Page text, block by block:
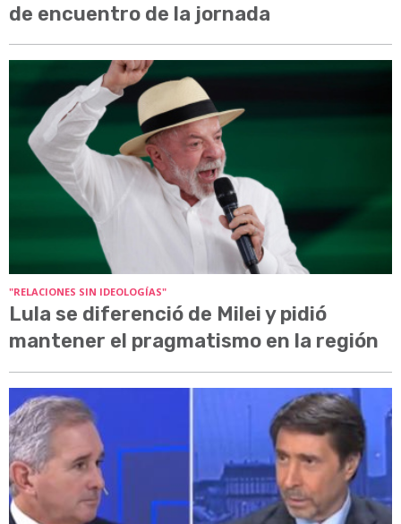
de encuentro de la jornada
"RELACIONES SIN IDEOLOGÍAS"
Lula se diferenció de Milei y pidió
mantener el pragmatismo en la región